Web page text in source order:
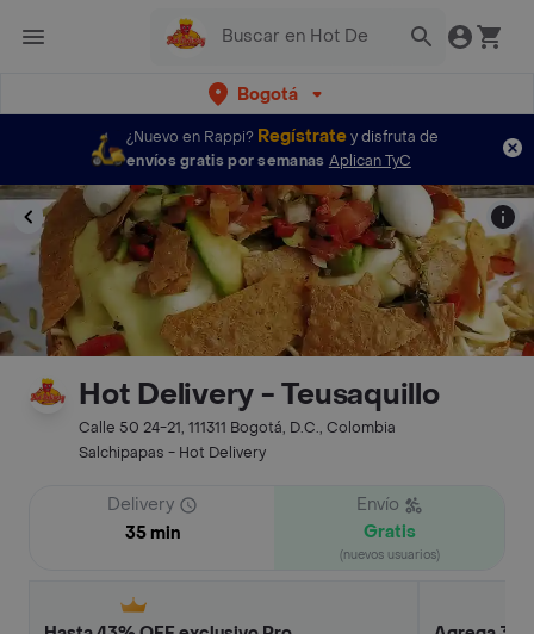
Bogotá
¿Nuevo en Rappi? Regístratey disfruta de
envíos gratis por semanas Aplican TyC
Hot Delivery - Teusaquillo
Calle 50 24-21, 111311 Bogotá, D.C., Colombia
Salchipapas - Hot Delivery
Delivery
35 min
Envío
Gratis
(nuevos usuarios)